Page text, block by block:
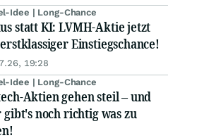
Idee | Long-Chance
statt KI: LVMH-Aktie jetzt
Einstiegschance!
19:28
Idee | Long-Chance
Aktien gehen steil – und
noch richtig was zu